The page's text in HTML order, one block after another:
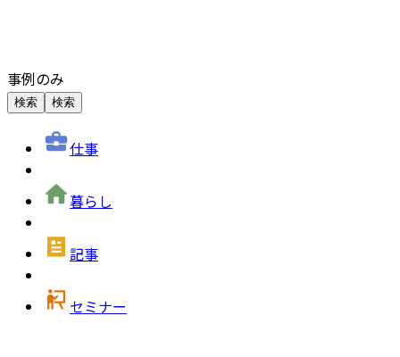
事例のみ
検索 検索
仕事
暮らし
記事
セミナー